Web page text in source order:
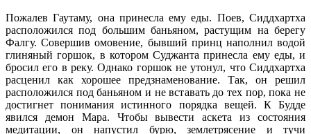
Пожалев Гаутаму, она принесла ему еды. Поев, Сиддхартха
расположился под большим баньяном, растущим на берегу
Фалгу. Совершив омовение, бывший принц наполнил водой
глиняный горшок, в котором Суджанта принесла ему еды, и
бросил его в реку. Однако горшок не утонул, что Сиддхартха
расценил как хорошее предзнаменование. Так, он решил
расположился под баньяном и не вставать до тех пор, пока не
достигнет понимания истинного порядка вещей. К Будде
явился демон Мара. Чтобы вывести аскета из состояния
медитации, он напустил бурю, землетрясение и тучи